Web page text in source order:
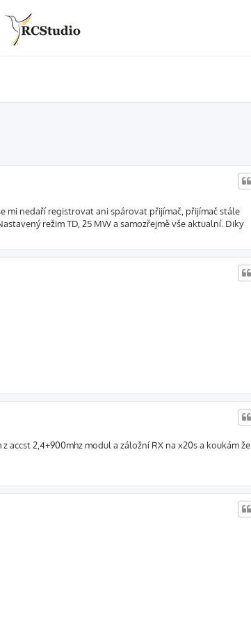
mi nedaří registrovat ani spárovat přijímač, přijímač stále
režim TD, 25 MW a samozřejmě vše aktualní. Diky
accst 2,4+900mhz modul a záložní RX na x20s a koukám že